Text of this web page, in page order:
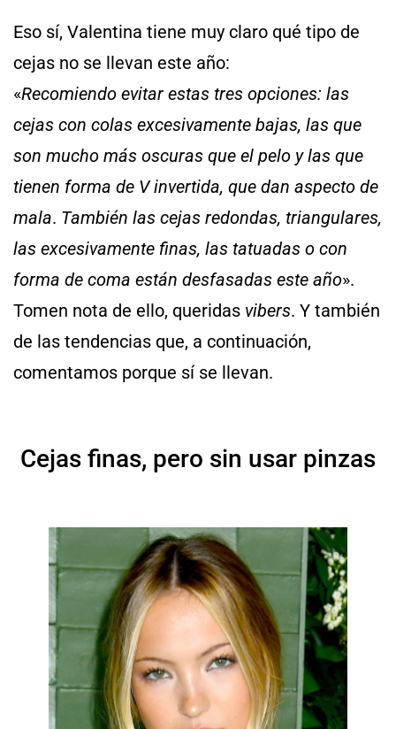
Eso sí, Valentina tiene muy claro qué tipo de
cejas no se llevan este año:
«Recomiendo evitar estas tres opciones: las
cejas con colas excesivamente bajas, las que
son mucho más oscuras que el pelo y las que
tienen forma de V invertida, que dan aspecto de
mala. También las cejas redondas, triangulares,
las excesivamente finas, las tatuadas o con
forma de coma están desfasadas este año».
Tomen nota de ello, queridas vibers. Y también
de las tendencias que, a continuación,
comentamos porque sí se llevan.
Cejas finas, pero sin usar pinzas